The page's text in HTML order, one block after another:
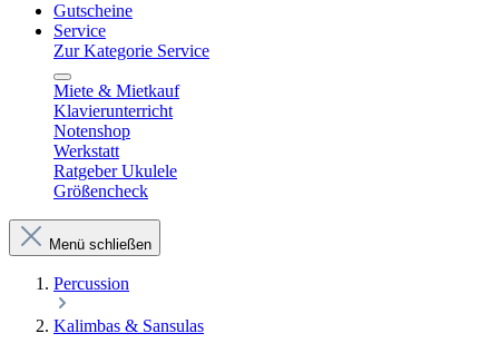
Gutscheine
Service
Zur Kategorie Service
Miete & Mietkauf
Klavierunterricht
Notenshop
Werkstatt
Ratgeber Ukulele
Größencheck
Menü schließen
Percussion
Kalimbas & Sansulas